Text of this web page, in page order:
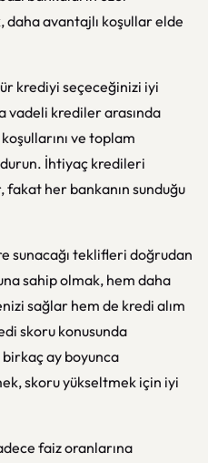
daha avantajlı koşullar elde
krediyi seçeceğinizi iyi
vadeli krediler arasında
ve toplam
İhtiyaç kredileri
her bankanın sunduğu
sunacağı teklifleri doğrudan
sahip olmak, hem daha
sağlar hem de kredi alım
skoru konusunda
ay boyunca
skoru yükseltmek için iyi
faiz oranlarına